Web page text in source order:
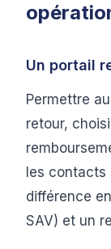
Un portail
Permettre
retour,
les
différence
SAV) et un